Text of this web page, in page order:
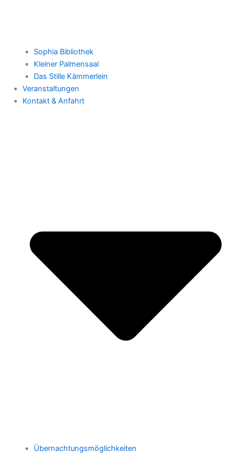
Sophia Bibliothek
Kleiner Palmensaal
Das Stille Kämmerlein
Veranstaltungen
Kontakt & Anfahrt
Übernachtungsmöglichkeiten